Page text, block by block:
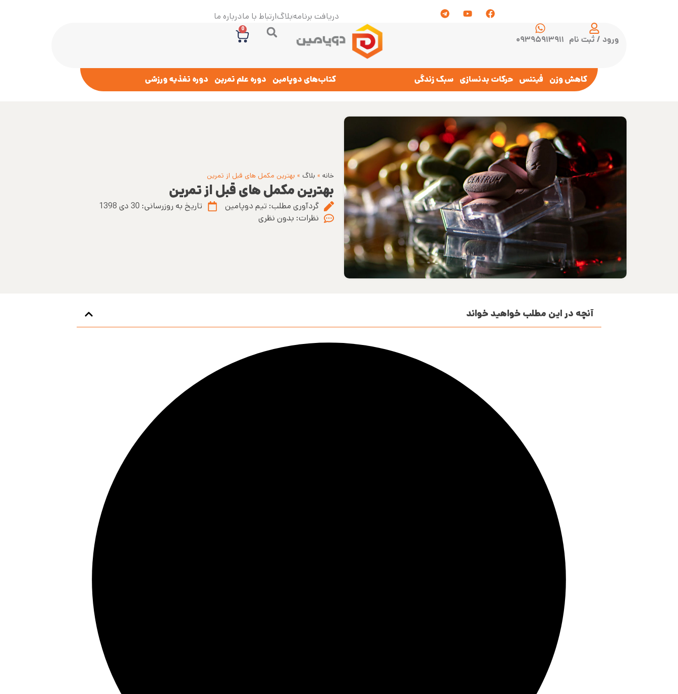
دریافت برنامهبلاگارتباط با مادرباره ما
ورود / ثبت نام ۰۹۳۹۵۹۱۳۹۱۱
0
کاهش وزن فیتنس حرکات بدنسازی سبک زندگی کتاب‌های دوپامین دوره علم تمرین دوره تغذیه ورزشی
خانه» بلاگ » بهترین مکمل های قبل از تمرین
بهترین مکمل های قبل از تمرین
گردآوری مطلب: تیم دوپامین تاریخ به روزرسانی: 30 دی 1398
نظرات: بدون نظری
آنچه در این مطلب خواهید خواند